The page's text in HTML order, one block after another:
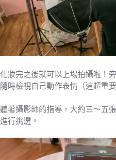
化妝完之後就可以上場拍攝啦！
隨時檢視自己動作表情（這超重要
聽著攝影師的指導，大約三～五
進行挑選。